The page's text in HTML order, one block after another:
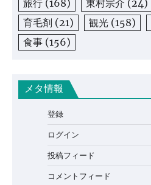
旅行 (168) 東村宗介 (24)
育毛剤 (21) 観光 (158)
食事 (156)
メタ情報
登録
ログイン
投稿フィード
コメントフィード